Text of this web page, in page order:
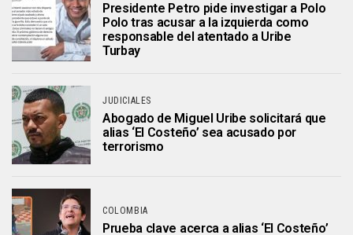
Presidente Petro pide investigar a Polo
Polo tras acusar a la izquierda como
responsable del atentado a Uribe
Turbay
JUDICIALES
Abogado de Miguel Uribe solicitará que
alias ‘El Costeño’ sea acusado por
terrorismo
COLOMBIA
Prueba clave acerca a alias ‘El Costeño’